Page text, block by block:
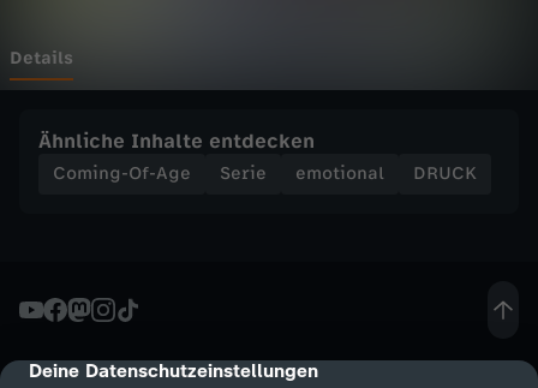
cmp-dialog-description
Deine Datenschutzeinstellungen
B
k
a
v
Details
Ähnliche Inhalte entdecken
Coming-Of-Age Serie emotional DRUCK